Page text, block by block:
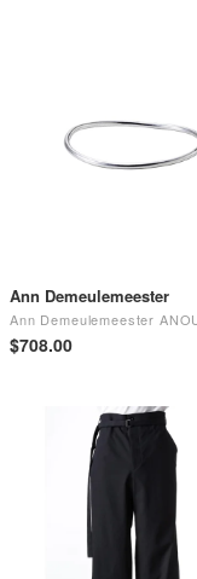
Ann Demeulemeester
$‌708.00